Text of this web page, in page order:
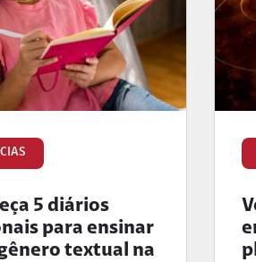
5 diários
para ensinar
textual na